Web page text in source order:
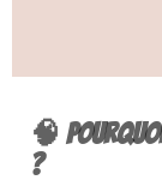
🧠
?